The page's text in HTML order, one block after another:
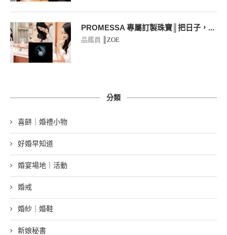
PROMESSA 專屬訂製珠寶║把日子，...
品鑑員 ║ZOE
分類
喜餅｜婚禮小物
好婚早知道
婚宴場地｜活動
婚戒
婚紗｜婚鞋
新娘秘書